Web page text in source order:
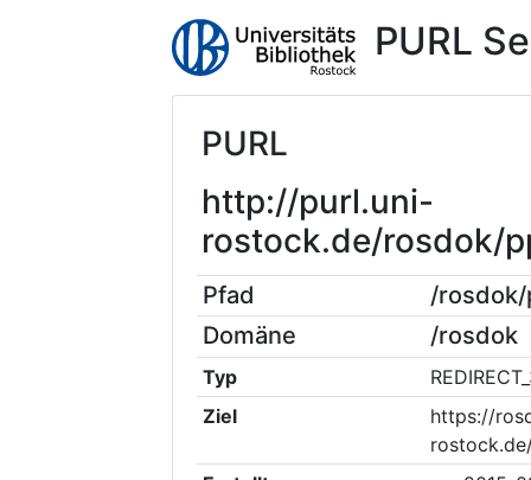
PURL
PURL
http://purl.uni-
rostock.de/rosdok/
Pfad
/rosdok/
Domäne
/rosdok
Typ
Ziel
https://